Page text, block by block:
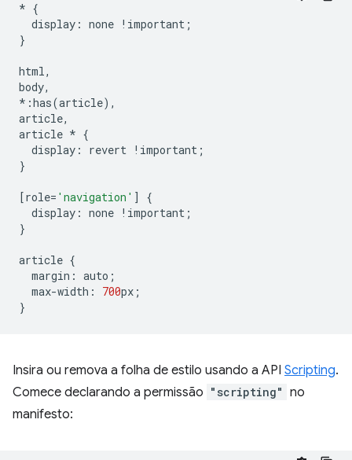
* {
display : none ! important ;
}
html,
body,
*:has(article),
article,
article * {
display : revert ! important ;
}
[role= 'navigation' ]
{
display : none ! important ;
}
article {
margin : auto ;
max-width : 700px ;
}
Insira ou remova a folha de estilo usando a API Scripting.
Comece declarando a permissão "scripting" no
manifesto: